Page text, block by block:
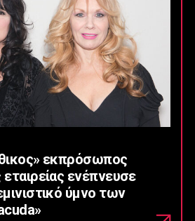
εκπρόσωπος
ενέπνευσε
ύμνο των